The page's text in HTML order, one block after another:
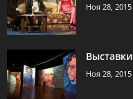
Ноя 28, 2015
Выставки
Ноя 28, 2015